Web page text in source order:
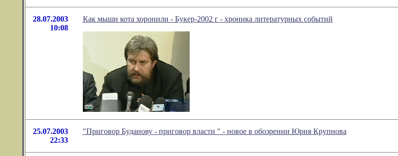
28.07.2003
10:08
Как мыши кота хоронили - Букер-2002 г - хроника литературных событий
25.07.2003
22:33
"Приговор Буданову - приговор власти " - новое в обозрении Юрия Крупнова